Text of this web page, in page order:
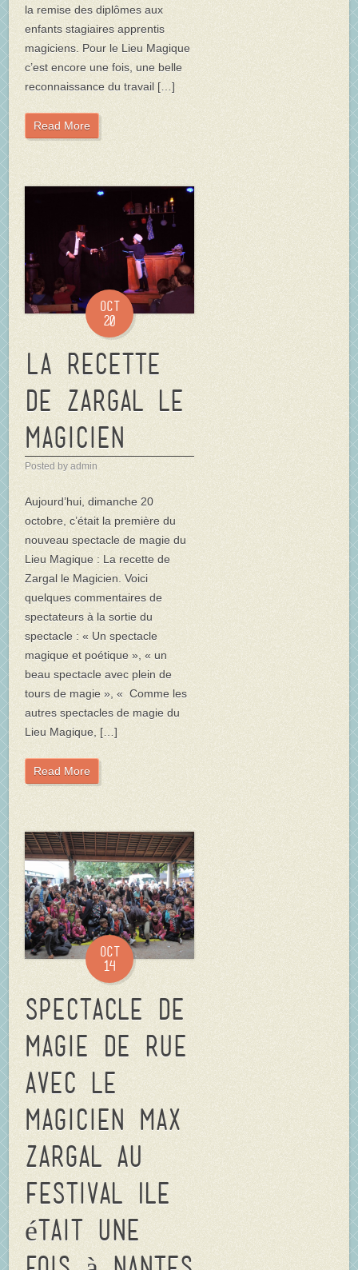
la remise des diplômes aux
enfants stagiaires apprentis
magiciens. Pour le Lieu Magique
c’est encore une fois, une belle
reconnaissance du travail […]
Read More
Oct
20
La Recette
de Zargal le
magicien
Posted by admin
Aujourd’hui, dimanche 20
octobre, c’était la première du
nouveau spectacle de magie du
Lieu Magique : La recette de
Zargal le Magicien. Voici
quelques commentaires de
spectateurs à la sortie du
spectacle : « Un spectacle
magique et poétique », « un
beau spectacle avec plein de
tours de magie », « Comme les
autres spectacles de magie du
Lieu Magique, […]
Read More
Oct
14
Spectacle de
magie de rue
avec le
magicien Max
Zargal au
Festival Ile
était une